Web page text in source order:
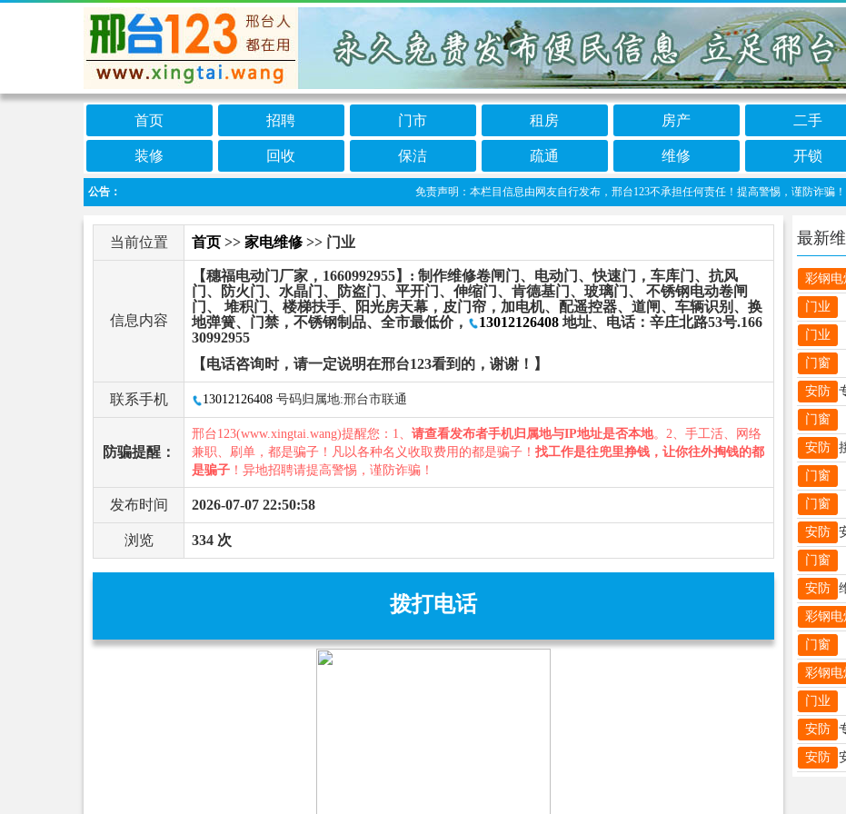
首页 招聘 门市 租房 房产 二手
装修 回收 保洁 疏通 维修 开锁
公告： 免责声明：本栏目信息由网友自行发布，邢台123不承担任何责任！提高警惕，谨防诈骗！
当前位置 首页 >> 家电维修 >> 门业
信息内容
【穗福电动门厂家，1660992955】: 制作维修卷闸门、电动门、快速门，车库门、抗风
门、防火门、水晶门、防盗门、平开门、伸缩门、肯德基门、玻璃门、 不锈钢电动卷闸
门、 堆积门、楼梯扶手、阳光房天幕，皮门帘，加电机、配遥控器、道闸、车辆识别、换
地弹簧、门禁，不锈钢制品、全市最低价，
13012126408 地址、电话：辛庄北路53号.166
30992955
【电话咨询时，请一定说明在邢台123看到的，谢谢！】
联系手机 13012126408 号码归属地:邢台市联通
防骗提醒：
邢台123(www.xingtai.wang)提醒您：1、 请查看发布者手机归属地与IP地址是否本地。2、手工活、网络
兼职、刷单，都是骗子！凡以各种名义收取费用的都是骗子！ 找工作是往兜里挣钱，让你往外掏钱的都
是骗子 ！异地招聘请提高警惕，谨防诈骗！
发布时间 2026-07-07 22:50:58
浏览 334 次
拨打电话
最新
彩钢电
门业
门业
门窗
安防
门窗
安防
门窗
门窗
安防
门窗
安防
彩钢电
门窗
彩钢电
门业
安防
安防